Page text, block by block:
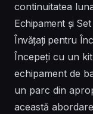
continuitatea
Echipament și
Învățați pentru
Începeți cu un
echipament de
un parc din
această